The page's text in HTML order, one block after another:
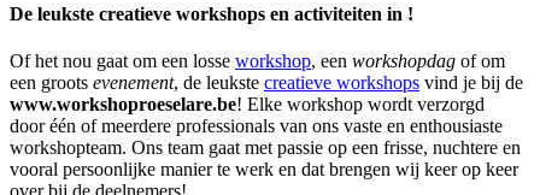
De leukste creatieve workshops en activiteiten in !
Of het nou gaat om een losse workshop, een workshopdag of om
een groots evenement, de leukste creatieve workshops vind je bij de
www.workshoproeselare.be! Elke workshop wordt verzorgd
door één of meerdere professionals van ons vaste en enthousiaste
workshopteam. Ons team gaat met passie op een frisse, nuchtere en
vooral persoonlijke manier te werk en dat brengen wij keer op keer